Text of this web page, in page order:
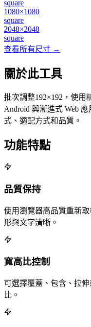
square
1080×1080
square
2048×2048
square
查看所有尺寸 →
關於此工具
批次調整192×192，使用
Android 與漸進式 Web
式、適配方式和品質。
功能特點
品質保持
使用瀏覽器高品質重新
形與文字清晰。
寬高比控制
可選擇覆蓋、包含、拉
比。